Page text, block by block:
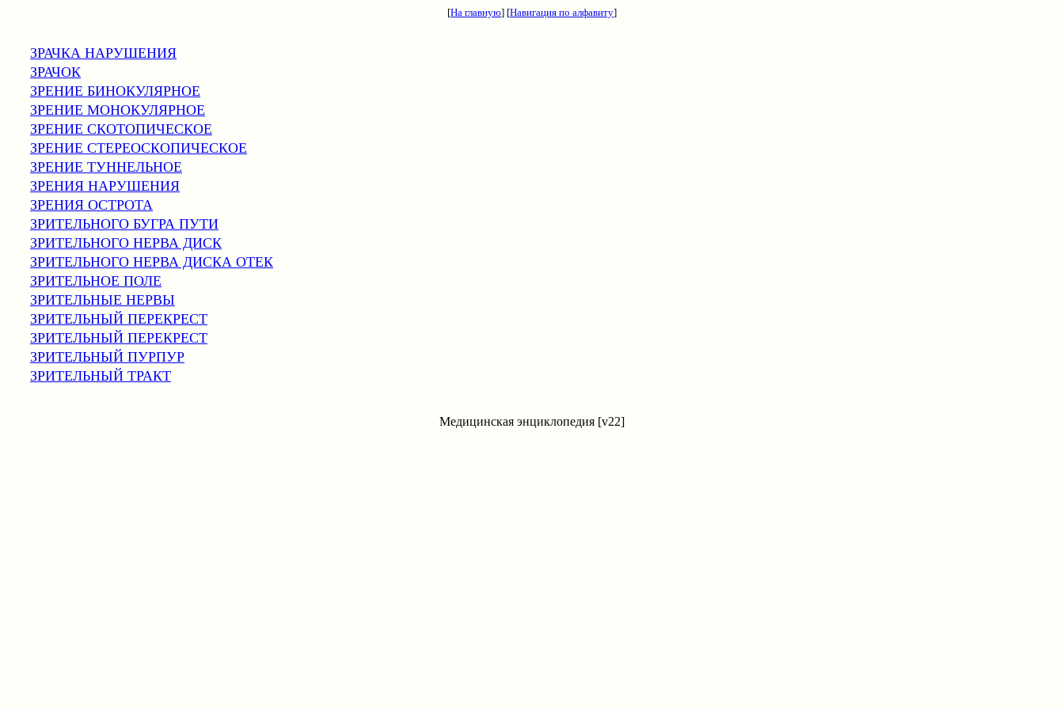
[На главную] [Навигация по алфавиту]
ЗРАЧКА НАРУШЕНИЯ
ЗРАЧОК
ЗРЕНИЕ БИНОКУЛЯРНОЕ
ЗРЕНИЕ МОНОКУЛЯРНОЕ
ЗРЕНИЕ СКОТОПИЧЕСКОЕ
ЗРЕНИЕ СТЕРЕОСКОПИЧЕСКОЕ
ЗРЕНИЕ ТУННЕЛЬНОЕ
ЗРЕНИЯ НАРУШЕНИЯ
ЗРЕНИЯ ОСТРОТА
ЗРИТЕЛЬНОГО БУГРА ПУТИ
ЗРИТЕЛЬНОГО НЕРВА ДИСК
ЗРИТЕЛЬНОГО НЕРВА ДИСКА ОТЕК
ЗРИТЕЛЬНОЕ ПОЛЕ
ЗРИТЕЛЬНЫЕ НЕРВЫ
ЗРИТЕЛЬНЫЙ ПЕРЕКРЕСТ
ЗРИТЕЛЬНЫЙ ПЕРЕКРЕСТ
ЗРИТЕЛЬНЫЙ ПУРПУР
ЗРИТЕЛЬНЫЙ ТРАКТ
Медицинская энциклопедия [v22]